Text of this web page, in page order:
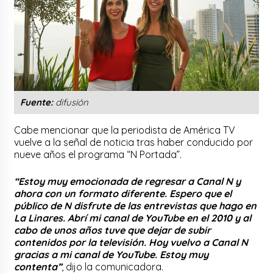
Fuente:difusión
Cabe mencionar que la periodista de América TV
vuelve a la señal de noticia tras haber conducido por
nueve años el programa “N Portada”.
“Estoy muy emocionada de regresar a Canal N y
ahora con un formato diferente. Espero que el
público de N disfrute de las entrevistas que hago en
La Linares. Abrí mi canal de YouTube en el 2010 y al
cabo de unos años tuve que dejar de subir
contenidos por la televisión. Hoy vuelvo a Canal N
gracias a mi canal de YouTube. Estoy muy
contenta”, dijo la comunicadora.